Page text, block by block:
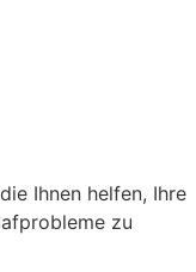
Ihnen helfen, Ihre
zu